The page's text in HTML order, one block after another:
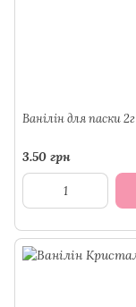
Ванілін для паски 2г
3.50 грн